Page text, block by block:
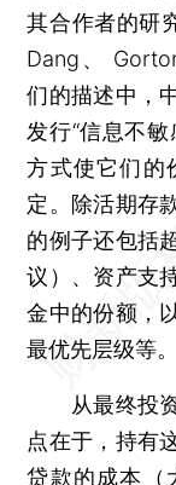
其合作者的研
Dang、
们的描述中，
发行“信息不
方式使它们的
定。除活期存
的例子还包括
议）、资产支
金中的份额，
最优先层级等。
从最终投资
点在于，持有
贷款的成本（